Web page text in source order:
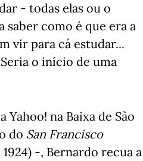
- todas elas ou o
como é que era a
vir para cá estudar...
o início de uma
na Baixa de São
do San Francisco
-, Bernardo recua a